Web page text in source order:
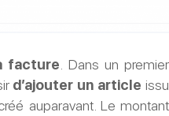
facture . Dans un premier
d’ajouter un article issu
auparavant. Le montant